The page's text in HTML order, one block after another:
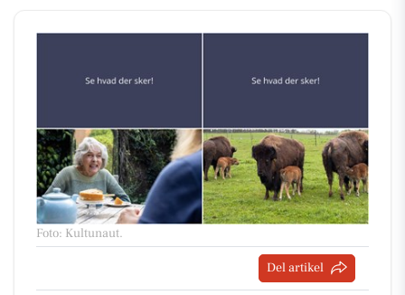
Foto: Kultunaut.
Del artikel